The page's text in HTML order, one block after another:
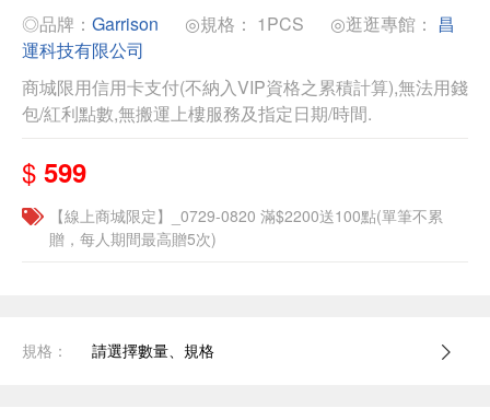
◎品牌： Garrison ◎規格： 1PCS ◎逛逛專館： 昌
運科技有限公司
商城限用信用卡支付(不納入VIP資格之累積計算),無法用錢
包/紅利點數,無搬運上樓服務及指定日期/時間.
$ 599
【線上商城限定】_0729-0820 滿$2200送100點(單筆不累
贈，每人期間最高贈5次)
規格： 請選擇數量、規格